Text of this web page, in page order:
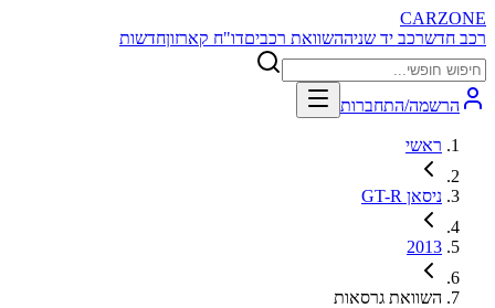
CARZONE
רכב חדשרכב יד שניההשוואת רכביםדו"ח קארזוןחדשות
הרשמה/התחברות
ראשי
ניסאן GT-R
2013
השוואת גרסאות